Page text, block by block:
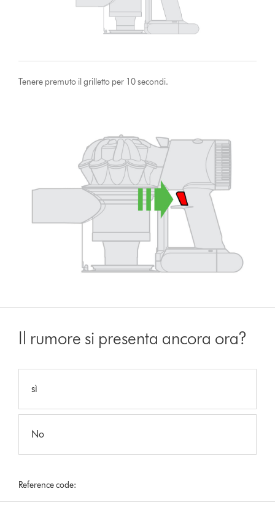
Tenere premuto il grilletto per 10 secondi.
Il rumore si presenta ancora ora?
sì
No
Reference code: